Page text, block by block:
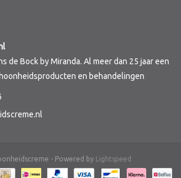
de Bock by Miranda. Al meer dan 25 jaar een
en behandelingen
- Powered by Lightspeed